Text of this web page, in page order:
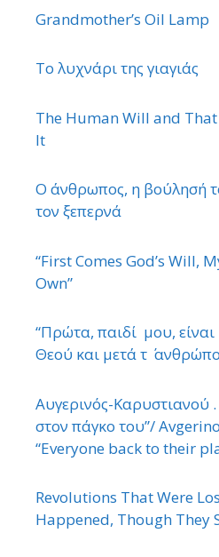
Grandmother’s Oil Lamp
Το λυχνάρι της γιαγιάς
The Human Will and
It
Ο άνθρωπος, η βούλησή
τον ξεπερνά
“First Comes God’s Will,
Own”
“Πρώτα, παιδί μου,
Θεού και μετά τ ΄
Αυγερινός-Καρυστιανού
στον πάγκο του”/
“Εveryone back to their
Revolutions That Were
Happened, Though They